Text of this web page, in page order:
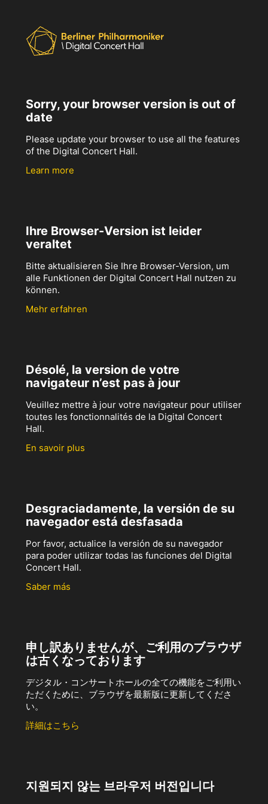
Sorry, your browser version is out of
date
Please update your browser to use all the features
of the Digital Concert Hall.
Learn more
Ihre Browser-Version ist leider
veraltet
Bitte aktualisieren Sie Ihre Browser-Version, um
alle Funktionen der Digital Concert Hall nutzen zu
können.
Mehr erfahren
Désolé, la version de votre
navigateur n’est pas à jour
Veuillez mettre à jour votre navigateur pour utiliser
toutes les fonctionnalités de la Digital Concert
Hall.
En savoir plus
Desgraciadamente, la versión de su
navegador está desfasada
Por favor, actualice la versión de su navegador
para poder utilizar todas las funciones del Digital
Concert Hall.
Saber más
申し訳ありませんが、ご利用のブラウザ
は古くなっております
デジタル・コンサートホールの全ての機能をご利用い
ただくために、ブラウザを最新版に更新してくださ
い。
詳細はこちら
지원되지 않는 브라우저 버전입니다